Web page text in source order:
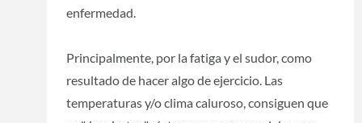
enfermedad.
Principalmente, por la fatiga y el sudor, como
resultado de hacer algo de ejercicio. Las
temperaturas y/o clima caluroso, consiguen que